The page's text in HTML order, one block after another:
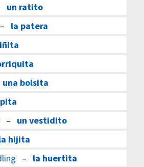
un ratito
la patera
una bolsita
– un vestidito
hijita
– la huertita